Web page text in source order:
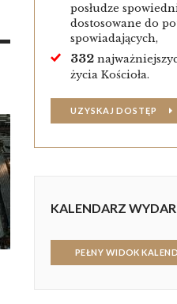
posłudze
dostosowane do
spowiadających,
332
życia Kościoła.
UZYSKAJ DOSTĘP
KALENDARZ
PEŁNY WIDOK